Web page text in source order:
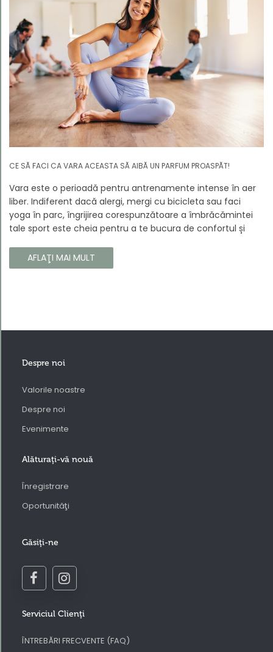
CE SĂ FACI CA VARA ACEASTA SĂ AIBĂ UN PARFUM PROASPĂT!
Vara este o perioadă pentru antrenamente intense în aer
liber. Indiferent dacă alergi, mergi cu bicicleta sau faci
yoga în parc, îngrijirea corespunzătoare a îmbrăcămintei
tale sport este cheia pentru a te bucura de confortul și
cum să vă îngrijiți corect îmbrăcămintea sport, astfel încât
să își păstreze proprietățile chiar și în timpul celor mai
AFLAŢI MAI MULT
Despre noi
Valorile noastre
Despre noi
Evenimente
Alăturaţi-vă nouă
Înregistrare
Oportunităţi
Găsiţi-ne
Serviciul Clienţi
ÎNTREBĂRI FRECVENTE (FAQ)